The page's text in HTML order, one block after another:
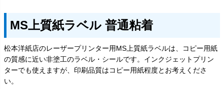
MS上質紙ラベル 普通粘着
松本洋紙店のレーザープリンター用MS上質紙ラベルは、コピー用紙
の質感に近い非塗工のラベル・シールです。インクジェットプリン
ターでも使えますが、印刷品質はコピー用紙程度とお考えくださ
い。